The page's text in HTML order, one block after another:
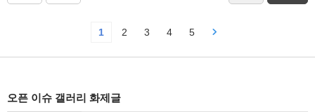
1 2 3 4 5
오픈 이슈 갤러리 화제글